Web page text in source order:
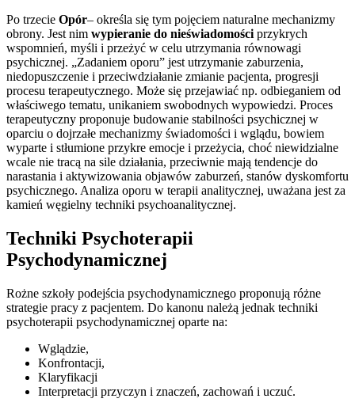
Po trzecie Opór– określa się tym pojęciem naturalne mechanizmy
obrony. Jest nim wypieranie do nieświadomości przykrych
wspomnień, myśli i przeżyć w celu utrzymania równowagi
psychicznej. „Zadaniem oporu” jest utrzymanie zaburzenia,
niedopuszczenie i przeciwdziałanie zmianie pacjenta, progresji
procesu terapeutycznego. Może się przejawiać np. odbieganiem od
właściwego tematu, unikaniem swobodnych wypowiedzi. Proces
terapeutyczny proponuje budowanie stabilności psychicznej w
oparciu o dojrzałe mechanizmy świadomości i wglądu, bowiem
wyparte i stłumione przykre emocje i przeżycia, choć niewidzialne
wcale nie tracą na sile działania, przeciwnie mają tendencje do
narastania i aktywizowania objawów zaburzeń, stanów dyskomfortu
psychicznego. Analiza oporu w terapii analitycznej, uważana jest za
kamień węgielny techniki psychoanalitycznej.
Techniki Psychoterapii
Psychodynamicznej
Rożne szkoły podejścia psychodynamicznego proponują różne
strategie pracy z pacjentem. Do kanonu należą jednak techniki
psychoterapii psychodynamicznej oparte na:
Wglądzie,
Konfrontacji,
Klaryfikacji
Interpretacji przyczyn i znaczeń, zachowań i uczuć.